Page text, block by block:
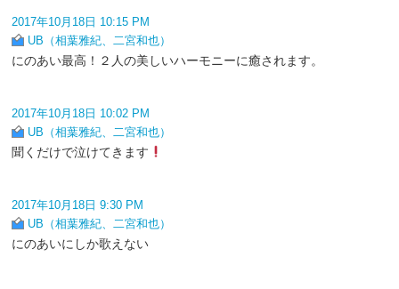
2017年10月18日 10:15 PM
UB（相葉雅紀、二宮和也）
にのあい最高！２人の美しいハーモニーに癒されます。
2017年10月18日 10:02 PM
UB（相葉雅紀、二宮和也）
聞くだけで泣けてきます
2017年10月18日 9:30 PM
UB（相葉雅紀、二宮和也）
にのあいにしか歌えない